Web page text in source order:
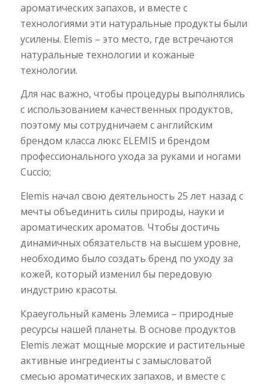
ароматических запахов, и вместе с
технологиями эти натуральные продукты были
усилены. Elemis – это место, где встречаются
натуральные технологии и кожаные
технологии.
Для нас важно, чтобы процедуры выполнялись
с использованием качественных продуктов,
поэтому мы сотрудничаем с английским
брендом класса люкс ELEMIS и брендом
профессионального ухода за руками и ногами
Cuccio;
Elemis начал свою деятельность 25 лет назад с
мечты объединить силы природы, науки и
ароматических ароматов. Чтобы достичь
динамичных обязательств на высшем уровне,
необходимо было создать бренд по уходу за
кожей, который изменил бы передовую
индустрию красоты.
Краеугольный камень Элемиса – природные
ресурсы нашей планеты. В основе продуктов
Elemis лежат мощные морские и растительные
активные ингредиенты с замысловатой
смесью ароматических запахов, и вместе с